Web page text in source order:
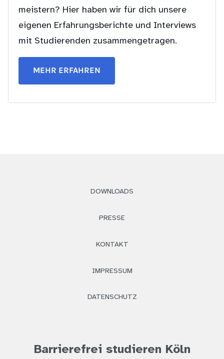
meistern? Hier haben wir für dich unsere
eigenen Erfahrungsberichte und Interviews
mit Studierenden zusammengetragen.
MEHR ERFAHREN
DOWNLOADS
PRESSE
KONTAKT
IMPRESSUM
DATENSCHUTZ
Barrierefrei studieren Köln